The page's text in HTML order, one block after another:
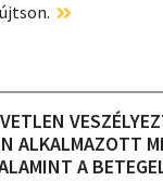
ALKALMAZOTT
A